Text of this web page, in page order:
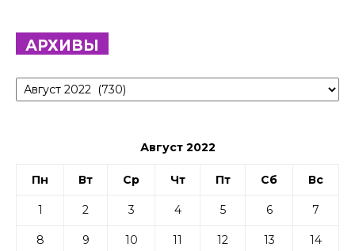
АРХИВЫ
Архивы
Август 2022
Пн Вт Ср Чт Пт Сб Вс
1 2 3 4 5 6 7
8 9 10 11 12 13 14